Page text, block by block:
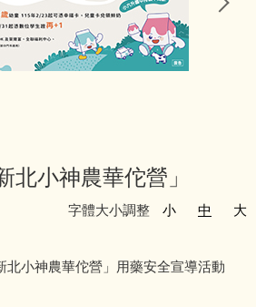
北小神農華佗營」
字體大小調整 小 中
大
北小神農華佗營」用藥安全宣導活動